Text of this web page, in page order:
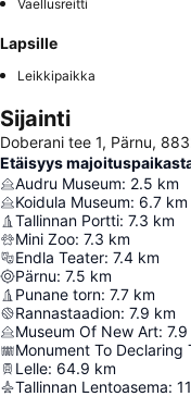
Vaellusreitti
Lapsille
Leikkipaikka
Sijainti
Doberani tee 1, Pärnu,
Etäisyys
Audru Museum: 2.5 km
Koidula Museum: 6.7 km
Tallinnan Portti: 7.3 km
Mini Zoo: 7.3 km
Endla Teater: 7.4 km
Pärnu: 7.5 km
Punane torn: 7.7 km
Rannastaadion: 7.9 km
Museum Of New Art: 7.9
Lelle: 64.9 km
Tallinnan Lentoasema: